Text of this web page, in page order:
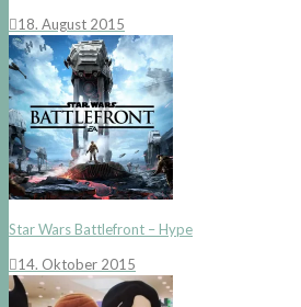
18. August 2015
Star Wars Battlefront – Hype
14. Oktober 2015